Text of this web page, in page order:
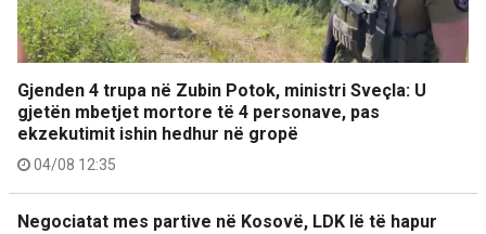
Gjenden 4 trupa në Zubin Potok, ministri Sveçla: U
gjetën mbetjet mortore të 4 personave, pas
ekzekutimit ishin hedhur në gropë
04/08 12:35
Negociatat mes partive në Kosovë, LDK lë të hapur